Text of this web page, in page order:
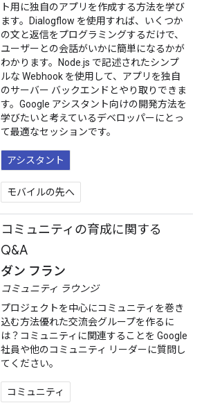
ト用に独自のアプリを作成する方法を学び
ます。Dialogflow を使用すれば、いくつか
の文と返信をプログラミングするだけで、
ユーザーとの会話がいかに簡単になるかが
わかります。Node.js で記述されたシンプ
ルな Webhook を使用して、アプリを独自
のサーバー バックエンドとやり取りできま
す。Google アシスタント向けの開発方法を
学びたいと考えているデベロッパーにとっ
て最適なセッションです。
アシスタント
モバイルの先へ
コミュニティの育成に関する
Q&A
ダン フラン
コミュニティ ラウンジ
プロジェクトを中心にコミュニティを巻き
込む方法優れた交流会グループを作るに
は？コミュニティに関連することを Google
社員や他のコミュニティ リーダーに質問し
てください。
コミュニティ